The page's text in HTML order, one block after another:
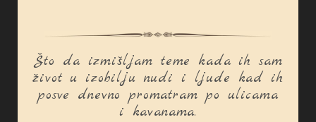
Što da izmišljam teme kada ih sam
život u izobilju nudi i ljude kad ih
posve dnevno promatram po ulicama
i kavanama.